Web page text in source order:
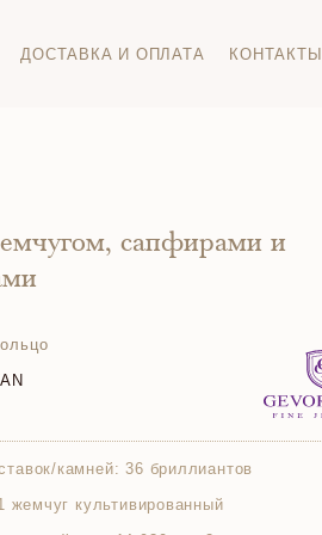
ДОСТАВКА И ОПЛАТА КОНТАКТЫ
сапфирами и
камней: 36 бриллиантов
жемчуг культивированный